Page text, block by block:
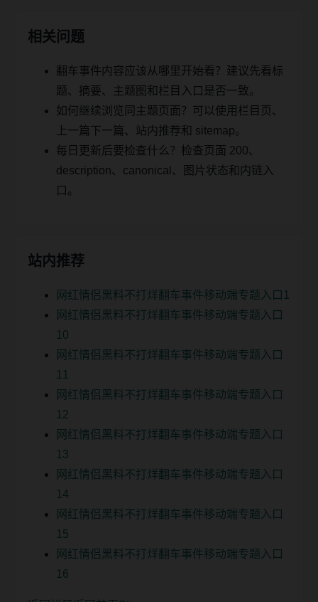
相关问题
翻车事件内容应该从哪里开始看？建议先看标
题、摘要、主题图和栏目入口是否一致。
如何继续浏览同主题页面？可以使用栏目页、
上一篇下一篇、站内推荐和 sitemap。
每日更新后要检查什么？检查页面 200、
description、canonical、图片状态和内链入
口。
站内推荐
网红情侣黑料不打烊翻车事件移动端专题入口1
网红情侣黑料不打烊翻车事件移动端专题入口
10
网红情侣黑料不打烊翻车事件移动端专题入口
11
网红情侣黑料不打烊翻车事件移动端专题入口
12
网红情侣黑料不打烊翻车事件移动端专题入口
13
网红情侣黑料不打烊翻车事件移动端专题入口
14
网红情侣黑料不打烊翻车事件移动端专题入口
15
网红情侣黑料不打烊翻车事件移动端专题入口
16